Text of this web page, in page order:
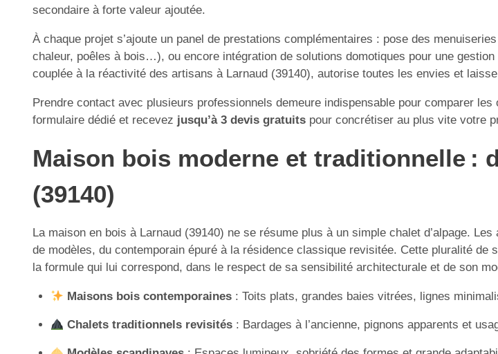
secondaire à forte valeur ajoutée.
À chaque projet s’ajoute un panel de prestations complémentaires : pose des
chaleur, poêles à bois…), ou encore intégration de solutions domotiques pour une
couplée à la réactivité des artisans à Larnaud (39140), autorise toutes les envies et
Prendre contact avec plusieurs professionnels demeure indispensable pour comparer
formulaire dédié et recevez jusqu’à 3 devis gratuits pour concrétiser au plus vite votre
Maison bois moderne et traditionnelle :
(39140)
La maison en bois à Larnaud (39140) ne se résume plus à un simple chalet d’alpage.
de modèles, du contemporain épuré à la résidence classique revisitée. Cette pluralité
la formule qui lui correspond, dans le respect de sa sensibilité architecturale et de son
Maisons bois contemporaines: Toits plats, grandes baies vitrées, lignes
Chalets traditionnels revisités: Bardages à l’ancienne, pignons apparents et